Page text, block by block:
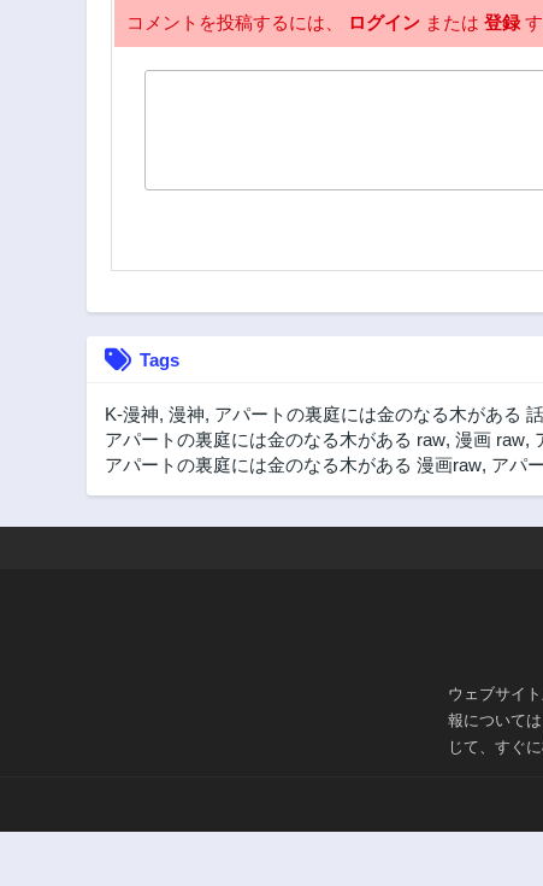
コメントを投稿するには、 ログイン または 登録す
Tags
K-漫神, 漫神, アパートの裏庭には金のなる木がある 話
アパートの裏庭には金のなる木がある raw, 漫画 raw,
アパートの裏庭には金のなる木がある 漫画raw, アパ
ウェブサイ
報について
じて、すぐ